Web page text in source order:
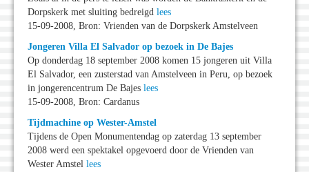
Dorpskerk met sluiting bedreigd lees
15-09-2008, Bron: Vrienden van de Dorpskerk Amstelveen
Jongeren Villa El Salvador op bezoek in De Bajes
Op donderdag 18 september 2008 komen 15 jongeren uit Villa
El Salvador, een zusterstad van Amstelveen in Peru, op bezoek
in jongerencentrum De Bajes lees
15-09-2008, Bron: Cardanus
Tijdmachine op Wester-Amstel
Tijdens de Open Monumentendag op zaterdag 13 september
2008 werd een spektakel opgevoerd door de Vrienden van
Wester Amstel lees